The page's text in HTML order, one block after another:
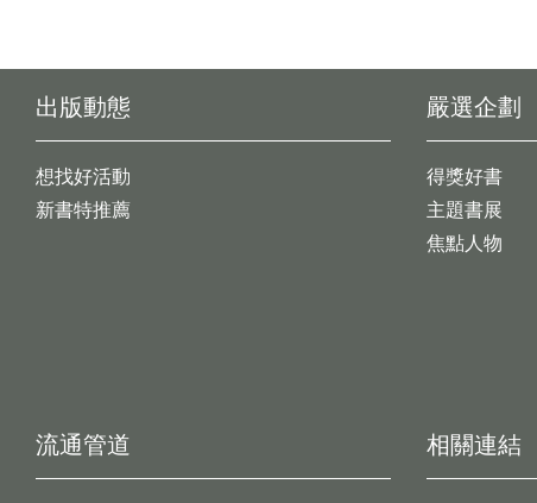
出版動態
想找好活動
新書特推薦
嚴選企劃
得獎好書
主題書展
焦點人物
流通管道 相關連結